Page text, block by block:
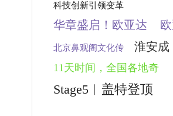
科技创新引领变革
华章盛启！欧亚达
北京鼻观阁文化传 淮安成
11天时间，全国各地奇
Stage5︱盖特登顶